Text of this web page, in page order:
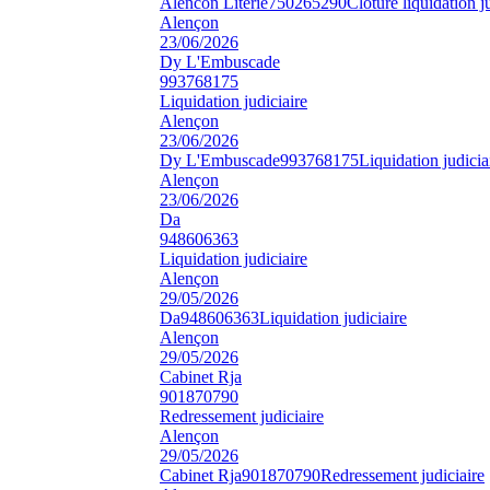
Alençon
23/06/2026
Dy L'Embuscade
993768175
Liquidation judiciaire
Alençon
23/06/2026
Dy L'Embuscade993768175Liquidation
Alençon
23/06/2026
Da
948606363
Liquidation judiciaire
Alençon
29/05/2026
Da948606363Liquidation judiciaire
Alençon
29/05/2026
Cabinet Rja
901870790
Redressement judiciaire
Alençon
29/05/2026
Cabinet Rja901870790Redressement judiciaire